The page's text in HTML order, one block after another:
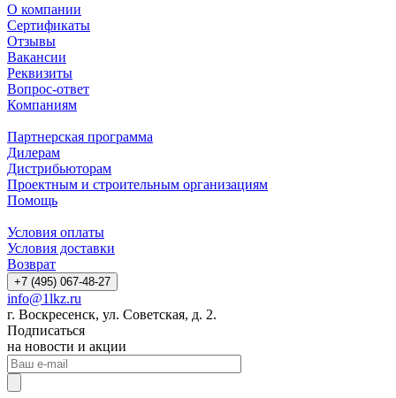
О компании
Сертификаты
Отзывы
Вакансии
Реквизиты
Вопрос-ответ
Компаниям
Партнерская программа
Дилерам
Дистрибьюторам
Проектным и строительным организациям
Помощь
Условия оплаты
Условия доставки
Возврат
+7 (495) 067-48-27
info@1lkz.ru
г. Воскресенск, ул. Советская, д. 2.
Подписаться
на новости и акции